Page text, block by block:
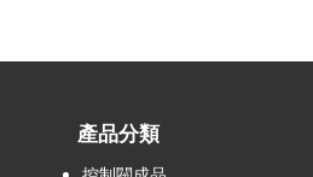
產品分類